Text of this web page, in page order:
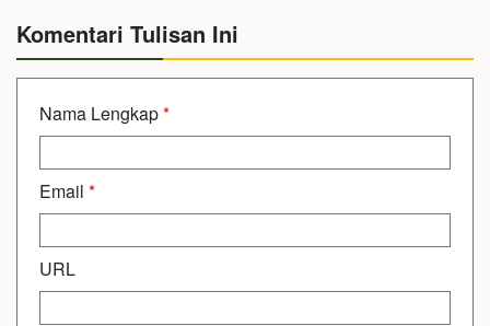
Komentari Tulisan Ini
Nama Lengkap*
Email *
URL